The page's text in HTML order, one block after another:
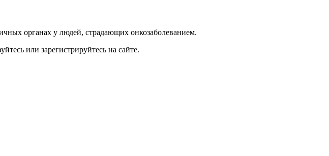
органах у людей, страдающих онкозаболеванием.
или зарегистрируйтесь на сайте.